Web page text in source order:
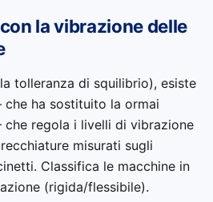
la vibrazione delle
tolleranza di squilibrio), esiste
ha sostituito la ormai
regola i livelli di vibrazione
misurati sugli
Classifica le macchine in
(rigida/flessibile).